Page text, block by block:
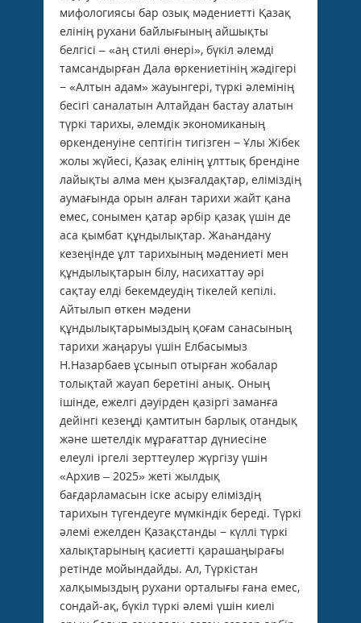
мифологиясы бар озық мәдениетті Қазақ
елінің рухани байлығының айшықты
белгісі – «аң стилі өнері», бүкіл әлемді
тамсандырған Дала өркениетінің жәдігері
− «Алтын адам» жауынгері, түркі әлемінің
бесігі саналатын Алтайдан бастау алатын
түркі тарихы, әлемдік экономиканың
өркенденуіне септігін тигізген − Ұлы Жібек
жолы жүйесі, Қазақ елінің ұлттық брендіне
лайықты алма мен қызғалдақтар, еліміздің
аумағында орын алған тарихи жайт қана
емес, сонымен қатар әрбір қазақ үшін де
аса қымбат құндылықтар. Жаһандану
кезеңінде ұлт тарихының мәдениеті мен
құндылықтарын білу, насихаттау әрі
сақтау елді бекемдеудің тікелей кепілі.
Айтылып өткен мәдени
құндылықтарымыздың қоғам санасының
тарихи жаңаруы үшін Елбасымыз
Н.Назарбаев ұсынып отырған жобалар
толықтай жауап беретіні анық. Оның
ішінде, ежелгі дәуірден қазіргі заманға
дейінгі кезеңді қамтитын барлық отандық
және шетелдік мұрағаттар дүниесіне
елеулі іргелі зерттеулер жүргізу үшін
«Архив – 2025» жеті жылдық
бағдарламасын іске асыру еліміздің
тарихын түгендеуге мүмкіндік береді. Түркі
әлемі ежелден Қазақстанды − күллі түркі
халықтарының қасиетті қарашаңырағы
ретінде мойындайды. Ал, Түркістан
халқымыздың рухани орталығы ғана емес,
сондай-ақ, бүкіл түркі әлемі үшін киелі